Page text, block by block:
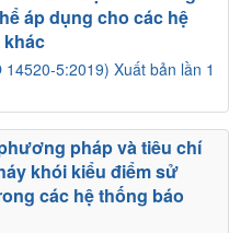
5:2019) Xuất bản lần 1
áp dụng cho các hệ
khác
pháp và tiêu chí
khói kiểu điểm sử
các hệ thống báo